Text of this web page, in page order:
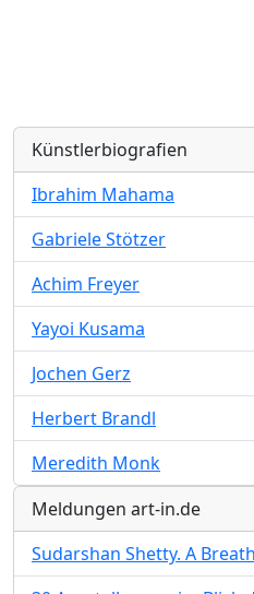
Künstlerbiografien
Ibrahim Mahama
Gabriele Stötzer
Achim Freyer
Yayoi Kusama
Jochen Gerz
Herbert Brandl
Meredith Monk
Meldungen art-in.de
Sudarshan Shetty. A